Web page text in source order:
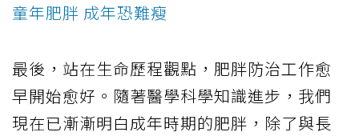
童年肥胖 成年恐難瘦
最後，站在生命歷程觀點，肥胖防治工作愈
早開始愈好。隨著醫學科學知識進步，我們
現在已漸漸明白成年時期的肥胖，除了與長